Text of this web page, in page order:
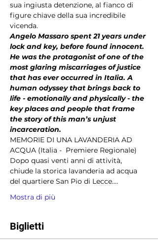
sua ingiusta detenzione, al fianco di
figure chiave della sua incredibile
vicenda.
Angelo Massaro spent 21 years under
lock and key, before found innocent.
He was the protagonist of one of the
most glaring miscarriages of justice
that has ever occurred in Italia. A
human odyssey that brings back to
life - emotionally and physically - the
key places and people that frame
the story of this man’s unjust
incarceration.
MEMORIE DI UNA LAVANDERIA AD
ACQUA (Italia -  Premiere Regionale)
Dopo quasi venti anni di attività,
chiude la storica lavanderia ad acqua
del quartiere San Pio di Lecce.…
Mostra di più
Biglietti